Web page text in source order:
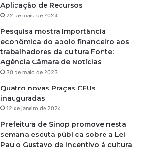
Aplicação de Recursos
22 de maio de 2024
Pesquisa mostra importância
econômica do apoio financeiro aos
trabalhadores da cultura Fonte:
Agência Câmara de Notícias
30 de maio de 2023
Quatro novas Praças CEUs
inauguradas
12 de janeiro de 2024
Prefeitura de Sinop promove nesta
semana escuta pública sobre a Lei
Paulo Gustavo de incentivo à cultura